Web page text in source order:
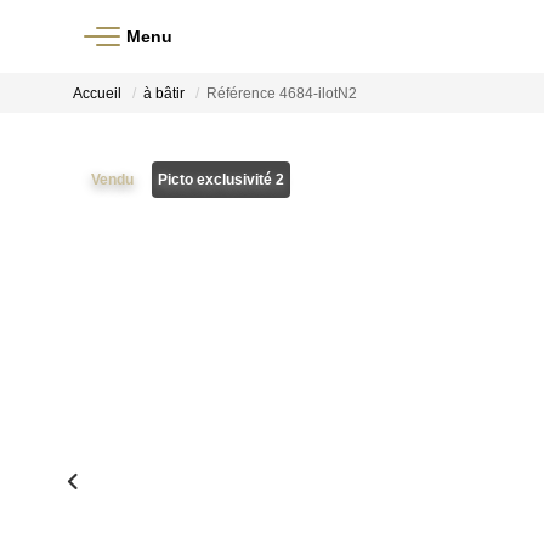
Menu
Accueil à bâtir Référence 4684-ilotN2
Vendu Picto exclusivité 2